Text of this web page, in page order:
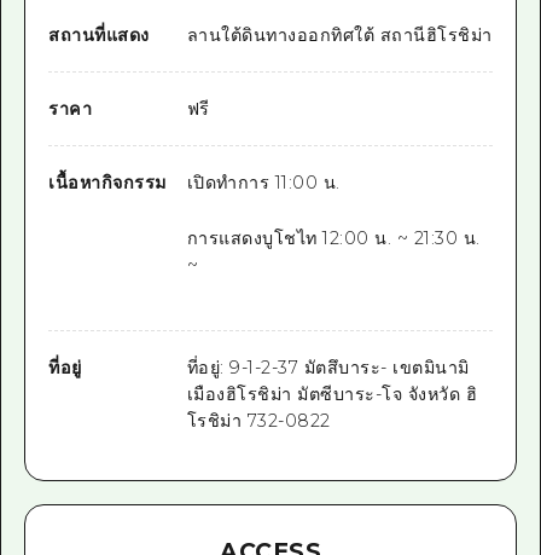
สถานที่แสดง ลานใต้ดินทางออกทิศใต้ สถานีฮิโรชิม่า
ราคา ฟรี
เนื้อหากิจกรรม เปิดทำการ 11:00 น.
การแสดงบูโชไท12:00 น. ~ 21:30 น.
~
ที่อยู่
ที่อยู่: 9-1-2-37 มัตสึบาระ- เขตมินามิ
เมืองฮิโรชิม่า มัตซีบาระ-โจ จังหวัด ฮิ
โรชิม่า 732-0822